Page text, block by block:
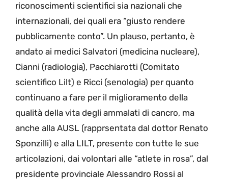
riconoscimenti scientifici sia nazionali che
internazionali, dei quali era “giusto rendere
pubblicamente conto”. Un plauso, pertanto, è
andato ai medici Salvatori (medicina nucleare),
Cianni (radiologia), Pacchiarotti (Comitato
scientifico Lilt) e Ricci (senologia) per quanto
continuano a fare per il miglioramento della
qualità della vita degli ammalati di cancro, ma
anche alla AUSL (rapprsentata dal dottor Renato
Sponzilli) e alla LILT, presente con tutte le sue
articolazioni, dai volontari alle “atlete in rosa”, dal
presidente provinciale Alessandro Rossi al